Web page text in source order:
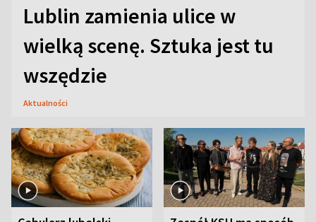
Lublin zamienia ulice w
wielką scenę. Sztuka jest tu
wszędzie
Aktualności